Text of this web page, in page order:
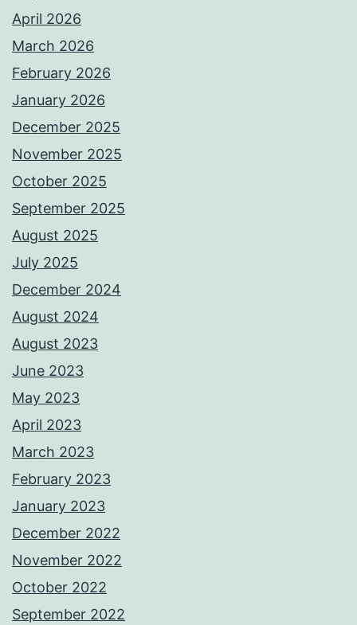
April 2026
March 2026
February 2026
January 2026
December 2025
November 2025
October 2025
September 2025
August 2025
July 2025
December 2024
August 2024
August 2023
June 2023
May 2023
April 2023
March 2023
February 2023
January 2023
December 2022
November 2022
October 2022
September 2022